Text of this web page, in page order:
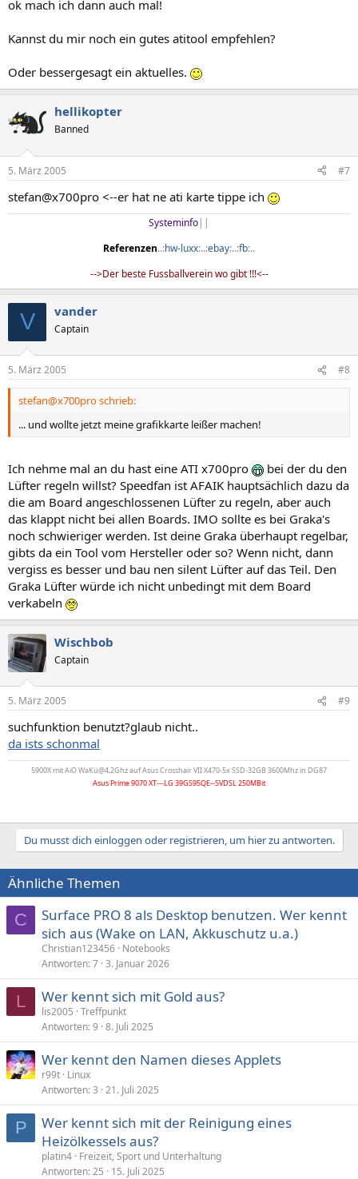
ok mach ich dann auch mal!
Kannst du mir noch ein gutes atitool empfehlen?
Oder bessergesagt ein aktuelles.
hellikopter
Banned
5. März 2005 #7
stefan@x700pro <--er hat ne ati karte tippe ich
Systeminfo||​
Referenzen..:hw-luxx:..:ebay:..:fb:..​
-->Der beste Fussballverein wo gibt !!!<--​
V vander
Captain
5. März 2005 #8
stefan@x700pro schrieb:
... und wollte jetzt meine grafikkarte leißer machen!
Ich nehme mal an du hast eine ATI x700pro
bei der du den
Lüfter regeln willst? Speedfan ist AFAIK hauptsächlich dazu da
die am Board angeschlossenen Lüfter zu regeln, aber auch
das klappt nicht bei allen Boards. IMO sollte es bei Graka's
noch schwieriger werden. Ist deine Graka überhaupt regelbar,
gibts da ein Tool vom Hersteller oder so? Wenn nicht, dann
vergiss es besser und bau nen silent Lüfter auf das Teil. Den
Graka Lüfter würde ich nicht unbedingt mit dem Board
verkabeln
Wischbob
Captain
5. März 2005 #9
suchfunktion benutzt?glaub nicht..
da ists schonmal
5900X mit AiO WaKü@4,2Ghz auf Asus Crosshair VII X470-5x SSD-32GB 3600Mhz in DG87
Asus Prime 9070 XT---LG 39GS95QE--SVDSL 250MBit
Du musst dich einloggen oder registrieren, um hier zu antworten.
Ähnliche Themen
C
Surface PRO 8 als Desktop benutzen. Wer kennt
sich aus (Wake on LAN, Akkuschutz u.a.)
Christian123456 Notebooks
Antworten 7 3. Januar 2026
L Wer kennt sich mit Gold aus?
lis2005 Treffpunkt
Antworten 9 8. Juli 2025
Wer kennt den Namen dieses Applets
r99t Linux
Antworten 3 21. Juli 2025
P
Wer kennt sich mit der Reinigung eines
Heizölkessels aus?
platin4 Freizeit, Sport und Unterhaltung
Antworten 25 15. Juli 2025